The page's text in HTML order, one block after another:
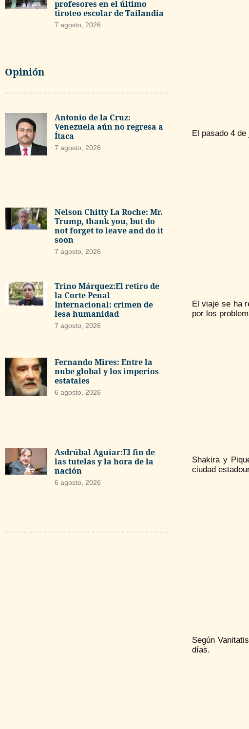
profesores en el último
tiroteo escolar de Tailandia
7 agosto, 2026
Opinión
Antonio de la Cruz:
Venezuela aún no regresa a
Ítaca
7 agosto, 2026
Nelson Chitty La Roche: Mr.
Trump, thank you, but do
not forget to leave and do it
soon
7 agosto, 2026
Trino Márquez:El retiro de
la Corte Penal
Internacional: crimen de
lesa humanidad
7 agosto, 2026
Fernando Mires: Entre la
nube global y los imperios
estatales
6 agosto, 2026
Asdrúbal Aguiar:El fin de
las tutelas y la hora de la
nación
6 agosto, 2026
El pasado 4
El viaje se ha
por los
Shakira y
ciudad
Según
días.